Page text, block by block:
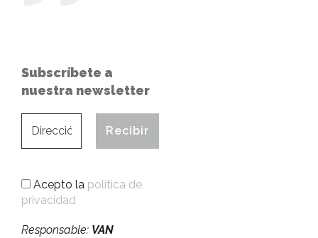
Subscríbete a
nuestra newsletter
Acepto la política de
privacidad
Responsable: VAN